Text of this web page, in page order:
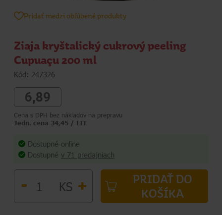
Pridať medzi obľúbené produkty
Ziaja kryštalický cukrový peeling
Cupuaçu 200 ml
Kód: 247326
6,89
Cena s DPH bez nákladov na prepravu
Jedn. cena 34,45 / LIT
Dostupné online
Dostupné v 71 predajniach
- KS +
PRIDAŤ DO
KOŠÍKA